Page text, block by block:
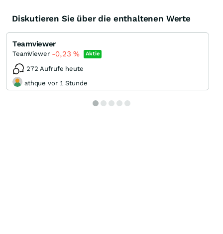
Diskutieren Sie über die enthaltenen Werte
Teamviewer
TeamViewer -0,23 % Aktie
272 Aufrufe heute
athque vor 1 Stunde